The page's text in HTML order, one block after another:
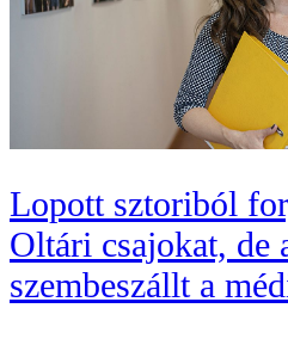
Lopott sztoriból
Oltári csajokat, de
szembeszállt a